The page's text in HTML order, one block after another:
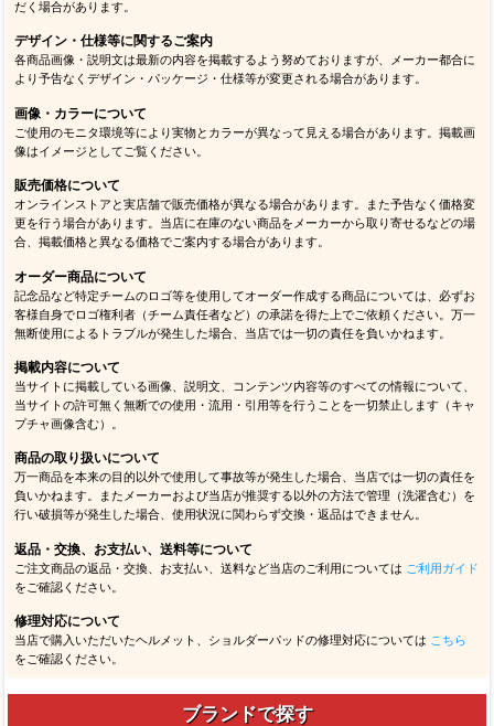
だく場合があります。
デザイン・仕様等に関するご案内
各商品画像・説明文は最新の内容を掲載するよう努めておりますが、メーカー都合に
より予告なくデザイン・パッケージ・仕様等が変更される場合があります。
画像・カラーについて
ご使用のモニタ環境等により実物とカラーが異なって見える場合があります。掲載画
像はイメージとしてご覧ください。
販売価格について
オンラインストアと実店舗で販売価格が異なる場合があります。また予告なく価格変
更を行う場合があります。当店に在庫のない商品をメーカーから取り寄せるなどの場
合、掲載価格と異なる価格でご案内する場合があります。
オーダー商品について
記念品など特定チームのロゴ等を使用してオーダー作成する商品については、必ずお
客様自身でロゴ権利者（チーム責任者など）の承諾を得た上でご依頼ください。万一
無断使用によるトラブルが発生した場合、当店では一切の責任を負いかねます。
掲載内容について
当サイトに掲載している画像、説明文、コンテンツ内容等のすべての情報について、
当サイトの許可無く無断での使用・流用・引用等を行うことを一切禁止します（キャ
プチャ画像含む）。
商品の取り扱いについて
万一商品を本来の目的以外で使用して事故等が発生した場合、当店では一切の責任を
負いかねます。またメーカーおよび当店が推奨する以外の方法で管理（洗濯含む）を
行い破損等が発生した場合、使用状況に関わらず交換・返品はできません。
返品・交換、お支払い、送料等について
ご注文商品の返品・交換、お支払い、送料など当店のご利用については ご利用ガイド
をご確認ください。
修理対応について
当店で購入いただいたヘルメット、ショルダーパッドの修理対応については こちら
をご確認ください。
ブランドで探す